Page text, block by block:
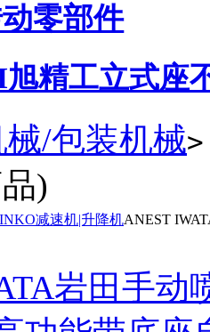
零部件
精工立式座
/包装机械>
)
减速机|升降机ANEST